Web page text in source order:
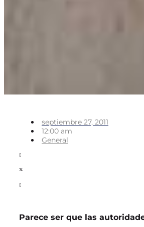
septiembre 27, 2011
12:00 am
General
Parece ser que las